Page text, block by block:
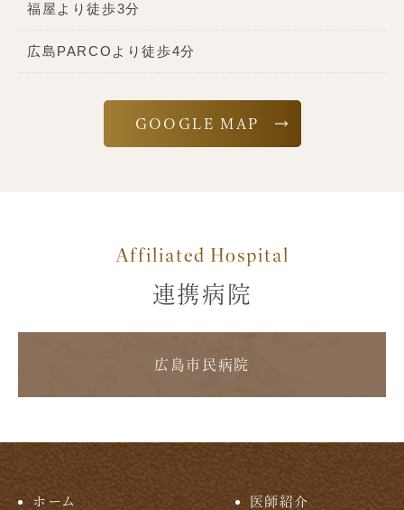
福屋より徒歩3分
広島PARCOより徒歩4分
GOOGLE MAP
Affiliated Hospital
連携病院
広島市民病院
ホーム 医師紹介